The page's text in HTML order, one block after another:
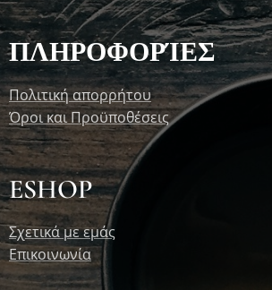
ΠΛΗΡΟΦΟΡΊΕΣ
Πολιτική απορρήτου
Όροι και Προϋποθέσεις
ESHOP
Σχετικά με εμάς
Επικοινωνία